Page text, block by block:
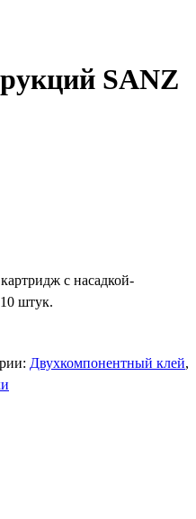
SANZ
с насадкой-
штук.
Двухкомпонентный клей,